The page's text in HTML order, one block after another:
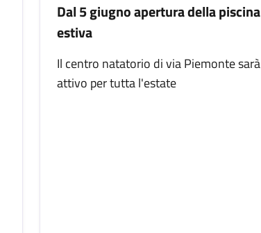
Dal 5 giugno apertura della piscina
estiva
Il centro natatorio di via Piemonte sarà
attivo per tutta l'estate